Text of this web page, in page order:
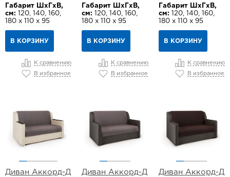
Габарит ШхГхВ,
см: 120, 140, 160,
180 х 110 х 95
В КОРЗИНУ
К сравнению
В избранное
Габарит ШхГхВ,
см:
120, 140, 160,
180 х 110 х 95
В КОРЗИНУ
К сравнению
В избранное
Габарит ШхГхВ,
см: 120, 140, 160,
180 х 110 х 95
В КОРЗИНУ
К сравнению
В избранное
Диван Аккорд-Д
Диван Аккорд-Д
Диван Аккорд-Д